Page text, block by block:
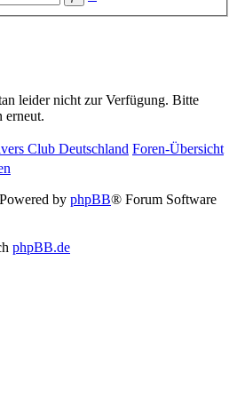
leider nicht zur Verfügung. Bitte
erneut.
Club Deutschland Foren-Übersicht
by phpBB® Forum Software
phpBB.de